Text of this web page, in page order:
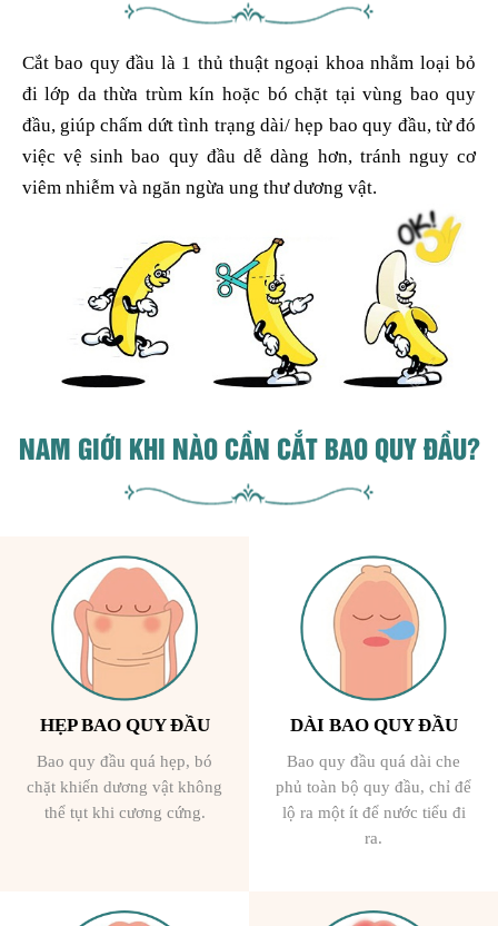
Cắt bao quy đầu là 1 thủ thuật ngoại khoa nhằm loại bỏ
đi lớp da thừa trùm kín hoặc bó chặt tại vùng bao quy
đầu, giúp chấm dứt tình trạng dài/ hẹp bao quy đầu, từ đó
việc vệ sinh bao quy đầu dễ dàng hơn, tránh nguy cơ
viêm nhiễm và ngăn ngừa ung thư dương vật.
NAM GIỚI KHI NÀO CẦN CẮT BAO QUY ĐẦU?
HẸP BAO QUY ĐẦU
Bao quy đầu quá hẹp, bó
chặt khiến dương vật không
thể tụt khi cương cứng.
DÀI BAO QUY ĐẦU
Bao quy đầu quá dài che
phủ toàn bộ quy đầu, chỉ để
lộ ra một ít để nước tiểu đi
ra.